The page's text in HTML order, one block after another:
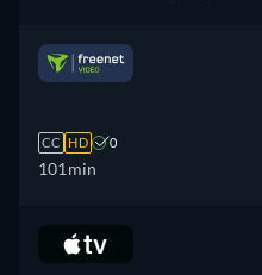
CC HD 0
101min